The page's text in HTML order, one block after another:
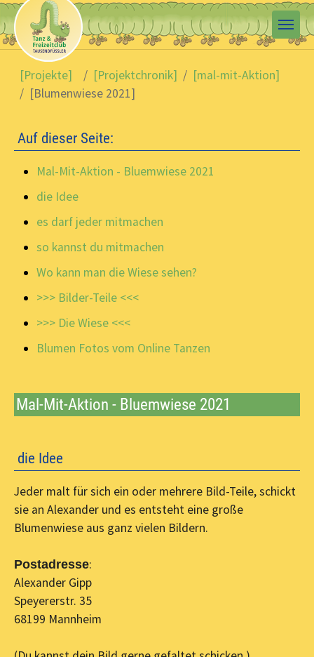
Skip to main content
You are here:
[Projekte]
[Projektchronik]
[mal-mit-Aktion]
[Blumenwiese 2021]
Auf dieser Seite:
Mal-Mit-Aktion - Bluemwiese 2021
die Idee
es darf jeder mitmachen
so kannst du mitmachen
Wo kann man die Wiese sehen?
>>> Bilder-Teile <<<
>>> Die Wiese <<<
Blumen Fotos vom Online Tanzen
Mal-Mit-Aktion - Bluemwiese 2021
die Idee
Jeder malt für sich ein oder mehrere Bild-Teile, schickt
sie an Alexander und es entsteht eine große
Blumenwiese aus ganz vielen Bildern.
Postadresse:
Alexander Gipp
Speyererstr. 35
68199 Mannheim